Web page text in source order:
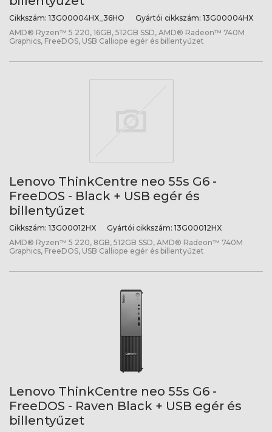
Cikkszám: 13G00004HX_36HO Gyártói cikkszám: 13G00004HX
AMD® Ryzen™ 5 220, 16GB, 512GB SSD, AMD® Radeon™ 740M
Graphics, FreeDOS, USB Calliope egér és billentyűzet
Lenovo ThinkCentre neo 55s G6 -
FreeDOS - Black + USB egér és
billentyűzet
Cikkszám: 13G00012HX Gyártói cikkszám: 13G00012HX
AMD® Ryzen™ 5 220, 8GB, 512GB SSD, AMD® Radeon™ 740M
Graphics, FreeDOS, USB Calliope egér és billentyűzet
Lenovo ThinkCentre neo 55s G6 -
FreeDOS - Raven Black + USB egér és
billentyűzet